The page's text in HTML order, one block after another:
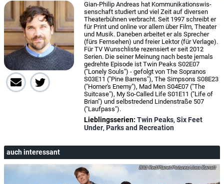
Gian-Philip Andreas hat Kom­mu­ni­ka­tions­wis­
sen­schaft studiert und viel Zeit auf diversen
Theaterbühnen verbracht. Seit 1997 schreibt er
für Print und online vor allem über Film, Theater
und Musik. Daneben arbeitet er als Sprecher
(fürs Fernsehen) und freier Lektor (für Verlage).
Für TV Wunschliste rezensiert er seit 2012
Serien. Die seiner Meinung nach beste jemals
gedrehte Episode ist Twin Peaks S02E07
("Lonely Souls") ­- gefolgt von The Sopranos
S03E11 ("Pine Barrens"), The Simpsons S08E23
("Homer's Enemy"), Mad Men S04E07 ("The
Suitcase"), My So-Called Life S01E11 ("Life of
Brian") und selbstredend Lindenstraße 507
("Laufpass").
Lieblingsserien: Twin Peaks, Six Feet
Under, Parks and Recreation
auch interessant
Red Planet Pictures/Joss Barratt